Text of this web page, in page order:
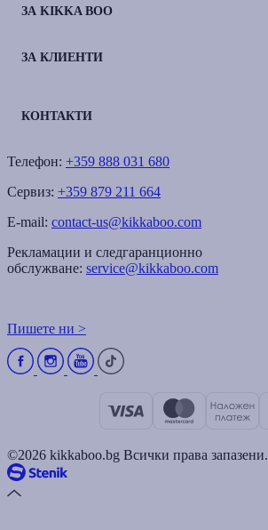
ЗА KIKKA BOO
ЗА КЛИЕНТИ
КОНТАКТИ
Телефон: +359 888 031 680
Сервиз: +359 879 211 664
E-mail: contact-us@kikkaboo.com
Рекламации и следгаранционно
обслужване: service@kikkaboo.com
Пишете ни >
©2026 kikkaboo.bg Всички права запазени.